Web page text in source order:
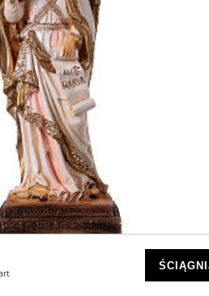
figura z żywicy